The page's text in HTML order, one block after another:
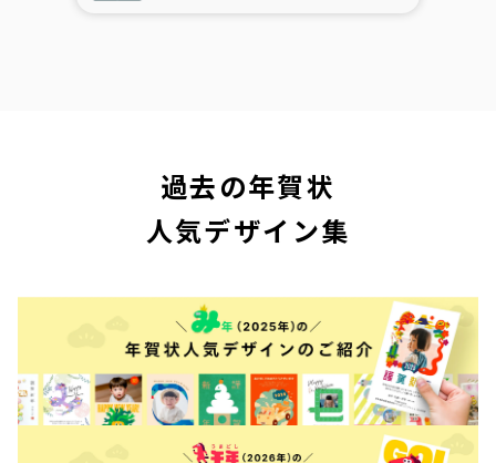
過去の年賀状
人気デザイン集